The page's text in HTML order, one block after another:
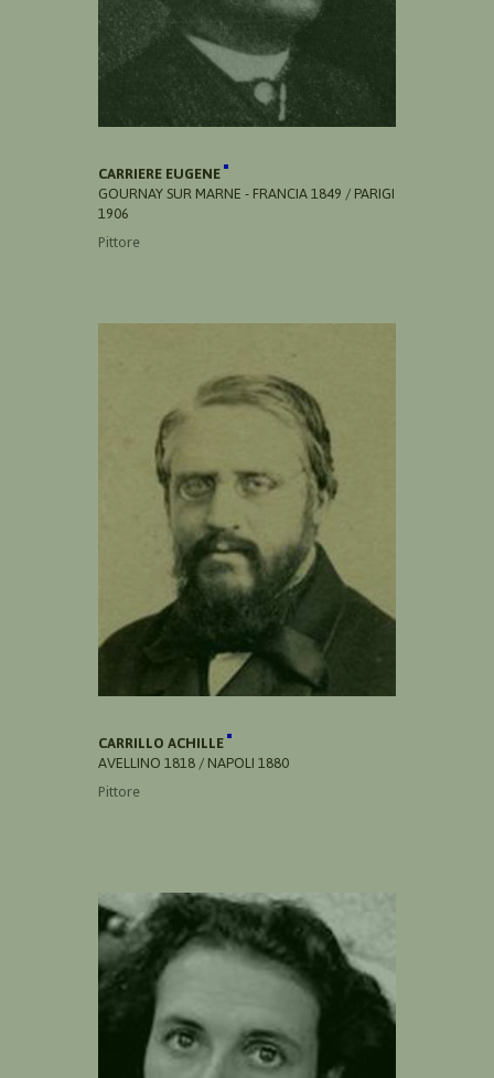
CARRIERE EUGENE
GOURNAY SUR MARNE - FRANCIA 1849 / PARIGI
1906
Pittore
CARRILLO ACHILLE
AVELLINO 1818 / NAPOLI 1880
Pittore